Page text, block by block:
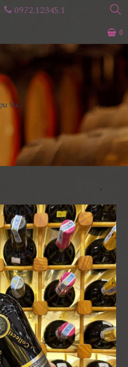
0
0972.12345.1
Rượu Vang Terra Grande Toscana